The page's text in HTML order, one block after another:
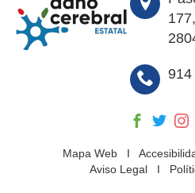
914
Mapa WebI
Aviso Legal I